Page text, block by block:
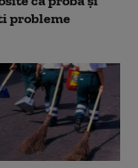
probleme